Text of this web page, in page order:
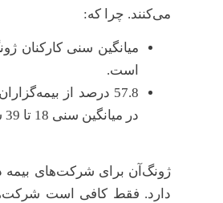
می‌کنند. چرا که:
است.
57.8 درصد از
در میانگین سنی 18 تا 39 سال قرار دارند.
ژونگ‌آن برای شرکت‌های بیمه
دارد. فقط کافی است